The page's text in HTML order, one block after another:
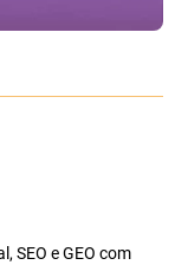
SEO e GEO com